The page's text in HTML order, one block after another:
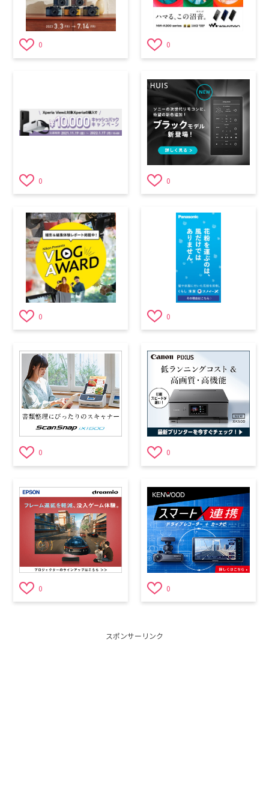
0 0
0 0
0 0
0 0
0 0
スポンサーリンク